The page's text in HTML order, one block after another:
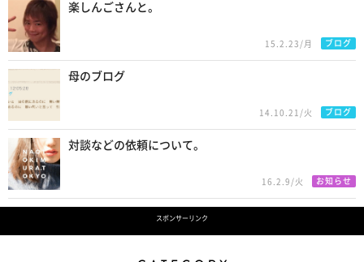
楽しんごさんと。
15.2.23/月 ブログ
母のブログ
14.10.21/火 ブログ
対談などの依頼について。
16.2.9/火 お知らせ
スポンサーリンク